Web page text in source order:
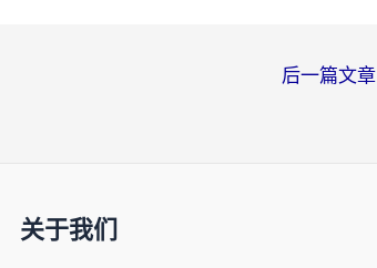
后一篇文章
关于我们